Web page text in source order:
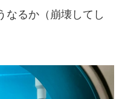
なるか（崩壊してし